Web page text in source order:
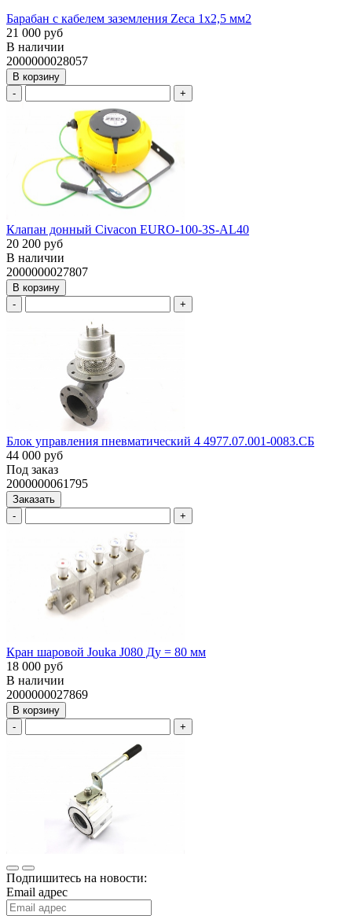
Барабан с кабелем заземления Zeca 1х2,5 мм2
21 000 руб
В наличии
2000000028057
В корзину
-
+
Клапан донный Civacon EURO-100-3S-AL40
20 200 руб
В наличии
2000000027807
В корзину
-
+
Блок управления пневматический 4 4977.07.001-0083.СБ
44 000 руб
Под заказ
2000000061795
Заказать
-
+
Кран шаровой Jouka J080 Ду = 80 мм
18 000 руб
В наличии
2000000027869
В корзину
-
+
Подпишитесь на новости:
Email адрес